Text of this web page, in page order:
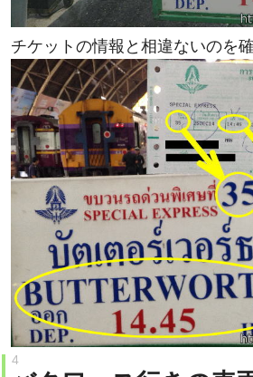
チケットの情報と相違ないのを
バタワース行きの車